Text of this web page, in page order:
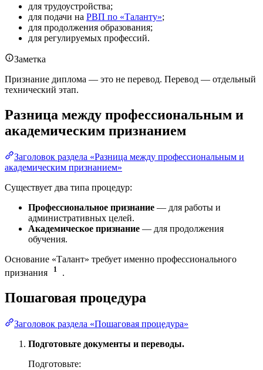
для трудоустройства;
для подачи на РВП по «Таланту»;
для продолжения образования;
для регулируемых профессий.
Заметка
Признание диплома — это не перевод. Перевод — отдельный
технический этап.
Разница между профессиональным и
академическим признанием
Заголовок раздела «Разница между профессиональным и
академическим признанием»
Существует два типа процедур:
Профессиональное признание — для работы и
административных целей.
Академическое признание — для продолжения
обучения.
Основание «Талант» требует именно профессионального
признания
1 .
Пошаговая процедура
Заголовок раздела «Пошаговая процедура»
Подготовьте документы и переводы.
Подготовьте: